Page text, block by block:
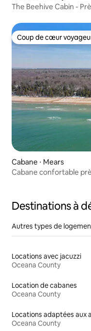
The Beehive Cabin -
Coup de cœur
Coup de cœur
Cabane ⋅ Mears
Cabane confortable
Destinations à
Autres types de
Locations avec jacuzzi
Oceana County
Location de cabanes
Oceana County
Oceana County